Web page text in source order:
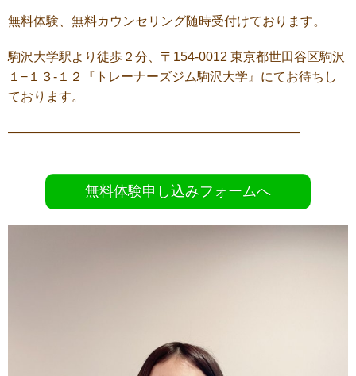
無料体験、無料カウンセリング随時受付けております。
駒沢大学駅より徒歩２分、〒154-0012 東京都世田谷区駒沢
１−１３-１２『トレーナーズジム駒沢大学』にてお待ちし
ております。
———————————————————————
無料体験申し込みフォームへ